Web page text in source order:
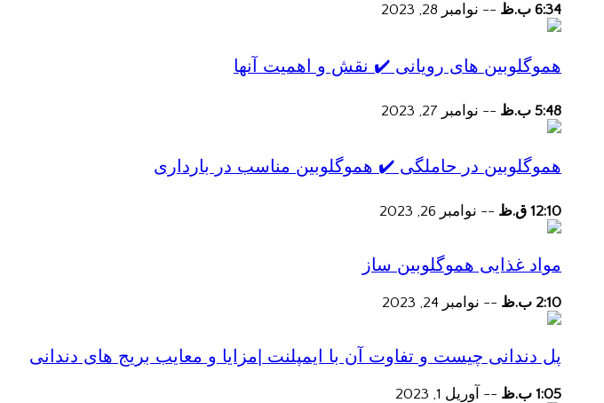
6:34 ب.ظ -- نوامبر 28, 2023
هموگلوبین های رویانی ✔️ نقش و اهمیت آنها
5:48 ب.ظ -- نوامبر 27, 2023
هموگلوبین در حاملگی ✔️ هموگلوبین مناسب در بارداری
12:10 ق.ظ -- نوامبر 26, 2023
مواد غذایی هموگلوبین ساز
2:10 ب.ظ -- نوامبر 24, 2023
پل دندانی چیست و تفاوت آن با ایمپلنت |مزایا و معایب بریج های دندانی
1:05 ب.ظ -- آوریل 1, 2023